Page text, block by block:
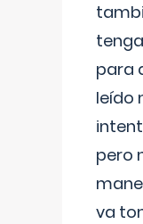
para
leído
pero
va